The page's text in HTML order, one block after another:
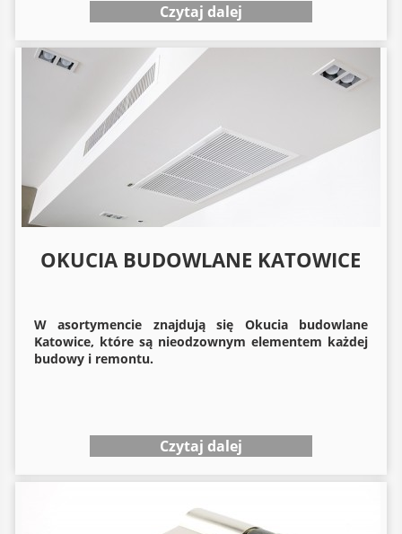
Czytaj dalej
OKUCIA BUDOWLANE KATOWICE
W asortymencie znajdują się Okucia budowlane
Katowice, które są nieodzownym elementem każdej
budowy i remontu.
Czytaj dalej